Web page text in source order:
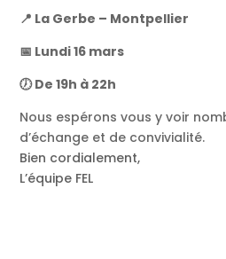
📍 La Gerbe – Montpellier
📅 Lundi 16 mars
🕖 De 19h à 22h
Nous espérons vous y voir
d’échange et de convivialité.
Bien cordialement,
L’équipe FEL